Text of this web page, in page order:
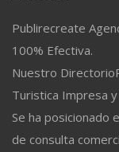
Publirecreate
100% Efectiva.
Nuestro
Turistica Impresa
Se ha posicionado
de consulta